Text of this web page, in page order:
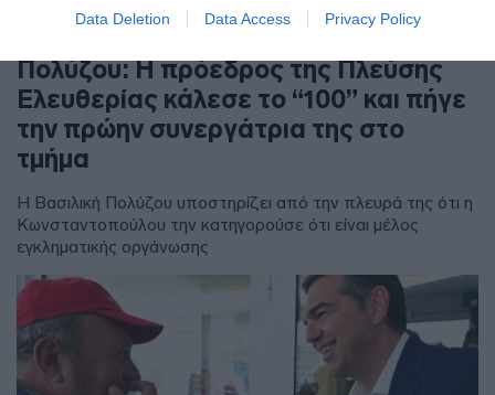
Data Deletion Data Access Privacy Policy
Πολύζου: Η πρόεδρος της Πλεύσης
Ελευθερίας κάλεσε το “100” και πήγε
την πρώην συνεργάτρια της στο
τμήμα
Η Βασιλική Πολύζου υποστηρίζει από την πλευρά της ότι η
Κωνσταντοπούλου την κατηγορούσε ότι είναι μέλος
εγκληματικής οργάνωσης